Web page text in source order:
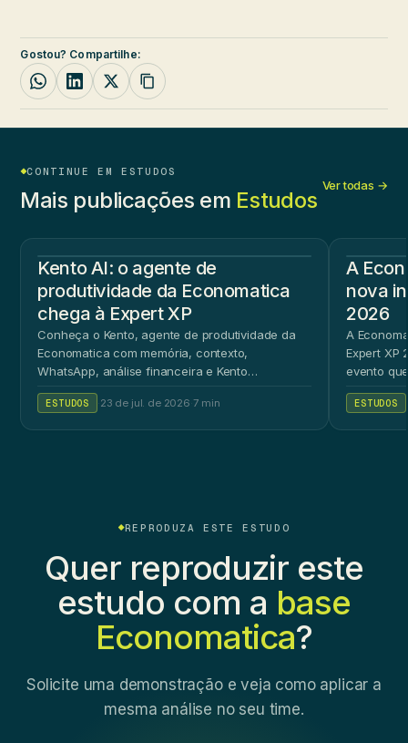
Gostou? Compartilhe:
CONTINUE EM ESTUDOS
Mais publicações em Estudos
Ver todas →
Kento AI: o agente de
produtividade da Economatica
chega à Expert XP
Conheça o Kento, agente de produtividade da
Economatica com memória, contexto,
WhatsApp, análise financeira e Kento
ESTUDOS 23 de jul. de 2026 7 min
A
nova
2026
A
Expert XP
evento
ESTUDOS
REPRODUZA ESTE ESTUDO
Quer reproduzir este
estudo com a base
Economatica?
Solicite uma demonstração e veja como aplicar a
mesma análise no seu time.